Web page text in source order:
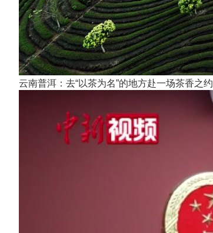
云南普洱：去“以茶为名”的地方赴一场茶香之约